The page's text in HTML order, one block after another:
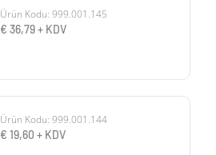
Ürün Kodu: 999.001.145
€ 36,79+ KDV
Ürün Kodu: 999.001.144
€ 19,60 + KDV